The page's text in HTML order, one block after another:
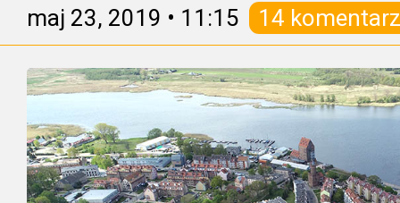
maj 23, 2019 • 11:15 14